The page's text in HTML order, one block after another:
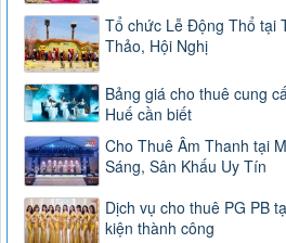
Tổ chức Lễ Động Thổ tại
Thảo, Hội Nghị
Bảng giá cho thuê cung
Huế cần biết
Cho Thuê Âm Thanh tại
Sáng, Sân Khấu Uy Tín
Dịch vụ cho thuê PG PB
kiện thành công